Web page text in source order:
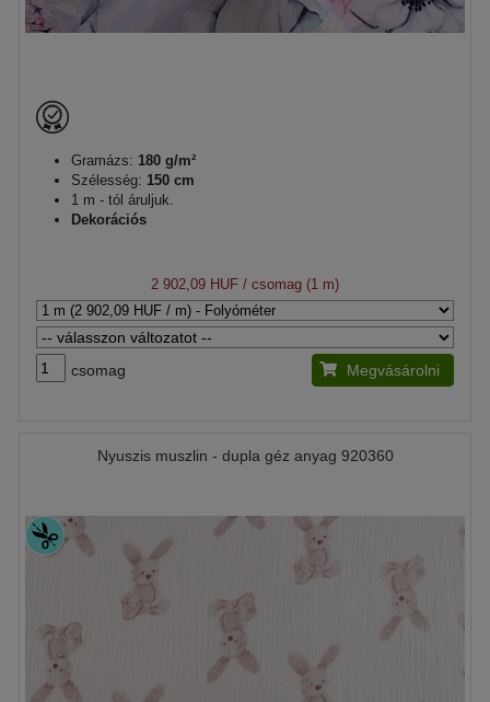
Gramázs: 180 g/m²
Szélesség: 150 cm
1 m - tól áruljuk.
Dekorációs
2 902,09 HUF / csomag (1 m)
csomag Megvásárolni
Nyuszis muszlin - dupla géz anyag 920360